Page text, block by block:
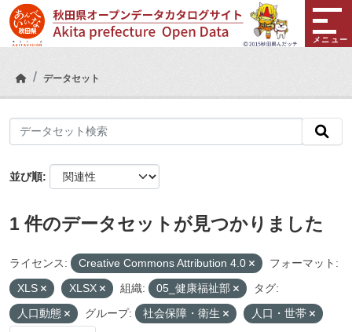
Skip to main content
メニュー
データセット
並び順
1 件のデータセットが見つかりました
ライセンス: Creative Commons Attribution 4.0
フォーマット:
XLS
XLSX 組織: 05_健康福祉部
タグ:
人口動態
グループ: 社会保障・衛生 人口・世帯